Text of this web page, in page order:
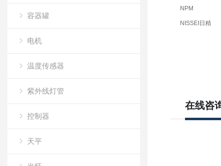
容器罐
电机
温度传感器
紫外线灯管
控制器
天平
NPM
NISSEI日精
汇川
在线咨